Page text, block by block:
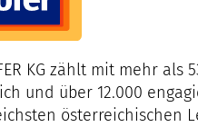
KG zählt mit mehr
und über 12.000
österreichischen